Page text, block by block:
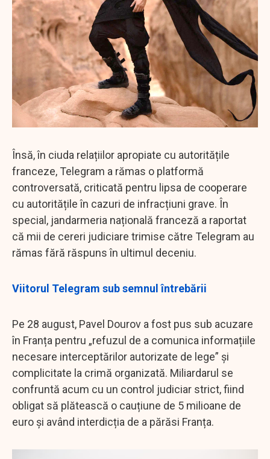
Însă, în ciuda relațiilor apropiate cu autoritățile
franceze, Telegram a rămas o platformă
controversată, criticată pentru lipsa de cooperare
cu autoritățile în cazuri de infracțiuni grave. În
special, jandarmeria națională franceză a raportat
că mii de cereri judiciare trimise către Telegram au
rămas fără răspuns în ultimul deceniu.
Viitorul Telegram sub semnul întrebării
Pe 28 august, Pavel Dourov a fost pus sub acuzare
în Franța pentru „refuzul de a comunica informațiile
necesare interceptărilor autorizate de lege” și
complicitate la crimă organizată. Miliardarul se
confruntă acum cu un control judiciar strict, fiind
obligat să plătească o cauțiune de 5 milioane de
euro și având interdicția de a părăsi Franța.